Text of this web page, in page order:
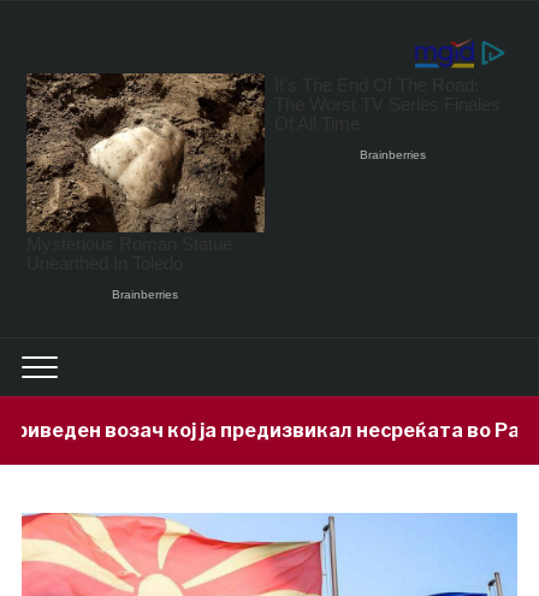
ја предизвикал несреќата во Радишани, избегал